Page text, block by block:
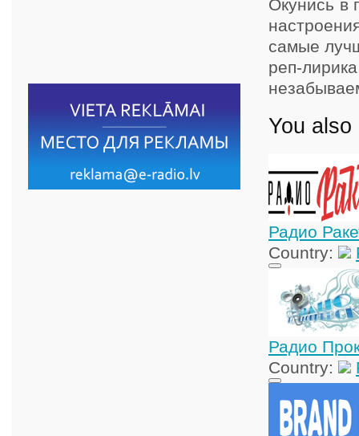
Окунись в
самые
реп-
You also
Радио
Country:
Радио
Country: